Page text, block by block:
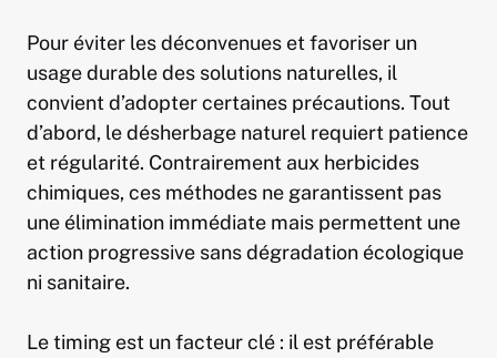
Pour éviter les déconvenues et favoriser un
usage durable des solutions naturelles, il
convient d’adopter certaines précautions. Tout
d’abord, le désherbage naturel requiert patience
et régularité. Contrairement aux herbicides
chimiques, ces méthodes ne garantissent pas
une élimination immédiate mais permettent une
action progressive sans dégradation écologique
ni sanitaire.
Le timing est un facteur clé : il est préférable